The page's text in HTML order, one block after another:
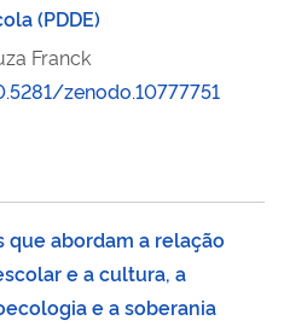
(PDDE)
Franck
zenodo.10777751
que abordam a relação
e a cultura, a
e a soberania